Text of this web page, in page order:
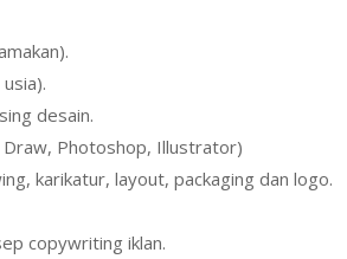
desain.
Draw, Photoshop, Illustrator)
karikatur, layout, packaging dan logo.
copywriting iklan.